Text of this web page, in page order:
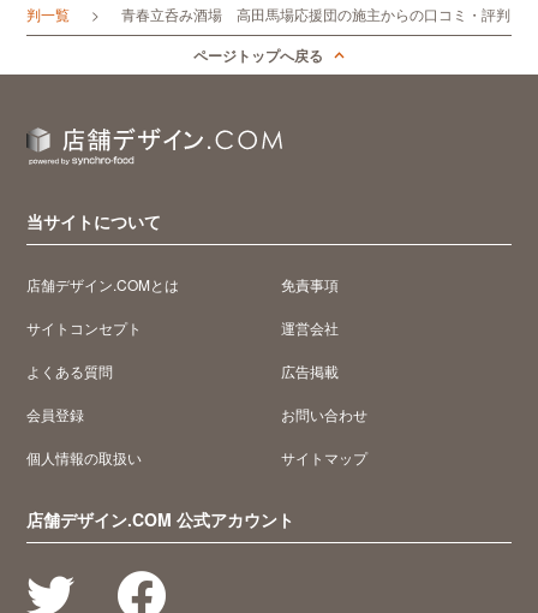
評判一覧 青春立呑み酒場 高田馬場応援団の施主からの口コミ・評判
ページトップへ戻る
当サイトについて
店舗デザイン.COMとは
サイトコンセプト
よくある質問
会員登録
個人情報の取扱い
免責事項
運営会社
広告掲載
お問い合わせ
サイトマップ
店舗デザイン.COM 公式アカウント